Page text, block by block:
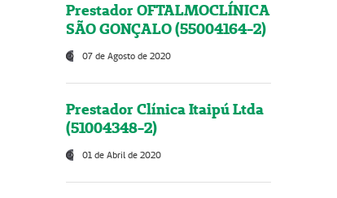
Prestador OFTALMOCLÍNICA
SÃO GONÇALO (55004164-2)
07 de Agosto de 2020
Prestador Clínica Itaipú Ltda
(51004348-2)
01 de Abril de 2020